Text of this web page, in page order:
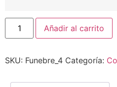
Añadir al carrito
SKU: Funebre_4 Categoría: